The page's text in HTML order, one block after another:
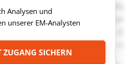
Analysen und
unserer EM-Analysten
ZUGANG SICHERN